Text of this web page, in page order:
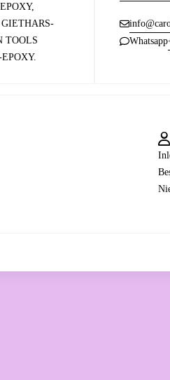
TOOLS
Whatsapp